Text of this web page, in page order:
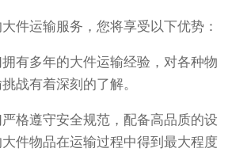
运输服务，您将享受以下优势：
多年的大件运输经验，对各种物
战有着深刻的了解。
遵守安全规范，配备高品质的设
件物品在运输过程中得到最大程度